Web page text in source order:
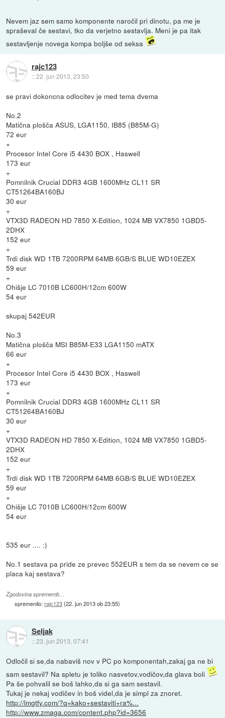
Nevem jaz sem samo komponente naročil pri dinotu, pa me je
spraševal če sestavi, tko da verjetno sestavlja. Meni je pa itak
sestavljenje novega kompa boljše od seksa
rajc123
::22. jun 2013, 23:50
se pravi dokoncna odlocitev je med tema dvema
No.2
Matična plošča ASUS, LGA1150, IB85 (B85M-G)
72 eur
+
Procesor Intel Core i5 4430 BOX , Haswell
173 eur
+
Pomnilnik Crucial DDR3 4GB 1600MHz CL11 SR
CT51264BA160BJ
30 eur
+
VTX3D RADEON HD 7850 X-Edition, 1024 MB VX7850 1GBD5-
2DHX
152 eur
+
Trdi disk WD 1TB 7200RPM 64MB 6GB/S BLUE WD10EZEX
59 eur
+
Ohišje LC 7010B LC600H/12cm 600W
54 eur
skupaj 542EUR
No.3
Matična plošča MSI B85M-E33 LGA1150 mATX
66 eur
+
Procesor Intel Core i5 4430 BOX , Haswell
173 eur
+
Pomnilnik Crucial DDR3 4GB 1600MHz CL11 SR
CT51264BA160BJ
30 eur
+
VTX3D RADEON HD 7850 X-Edition, 1024 MB VX7850 1GBD5-
2DHX
152 eur
+
Trdi disk WD 1TB 7200RPM 64MB 6GB/S BLUE WD10EZEX
59 eur
+
Ohišje LC 7010B LC600H/12cm 600W
54 eur
535 eur .... :)
No.1 sestava pa pride ze prevec 552EUR s tem da se nevem ce se
placa kaj sestava?
Zgodovina sprememb…
spremenilo:rajc123(22. jun 2013 ob 23:55)
Seljak
::23. jun 2013, 07:41
Odločil si se,da nabaviš nov v PC po komponentah,zakaj ga ne bi
sam sestavil? Na spletu je toliko nasvetov,vodičov,da glava boli
Pa še pohvalil se boš lahko,da si ga sam sestavil.
Tukaj je nekaj vodičev in boš videl,da je simpl za znoret.
http://lmgtfy.com/?q=kako+sestaviti+ra%...
http://www.zmaga.com/content.php?id=3656